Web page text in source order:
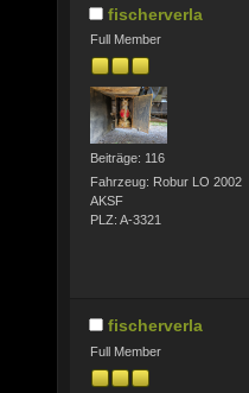
fischerverla
Full Member
Beiträge: 116
Fahrzeug: Robur LO 2002
AKSF
PLZ: A-3321
fischerverla
Full Member